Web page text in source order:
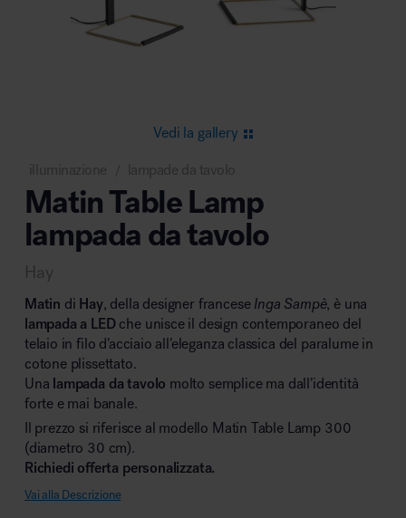
Area lounge e attesa
Area outdoor
Area hospitality
Vedi la gallery
illuminazione lampade da tavolo
Matin Table Lamp
lampada da tavolo
Hay
Matin di Hay, della designer francese Inga Sampè, è una
lampada a LEDche unisce il design contemporaneo del
telaio in filo d’acciaio all’eleganza classica del paralume in
cotone plissettato.
Una lampada da tavolo molto semplice ma dall’identità
forte e mai banale.
Il prezzo si riferisce al modello Matin Table Lamp 300
(diametro 30 cm).
Richiedi offerta personalizzata.
Vai alla Descrizione